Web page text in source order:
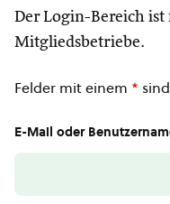
Der Login-Bereich ist
Mitgliedsbetriebe.
Felder mit einem *
E-Mail oder